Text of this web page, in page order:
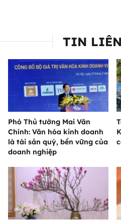
TIN
Phó Thủ tướng Mai Văn
Chính: Văn hóa kinh doanh
là tài sản quý, bền vững của
doanh nghiệp